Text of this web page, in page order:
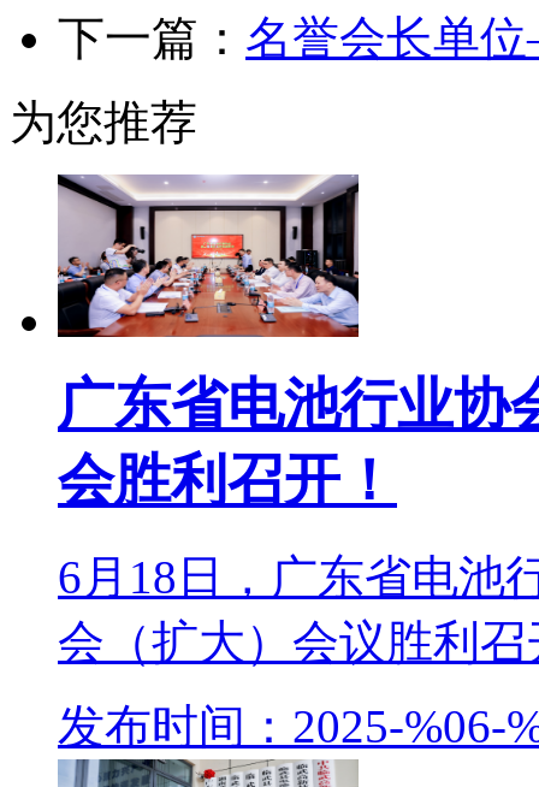
下一篇： 名誉会长单
为您推荐
广东省电池行业协
会胜利召开！
6月18日，广东省电池
会（扩大）会议胜利
发布时间：2025-%06-